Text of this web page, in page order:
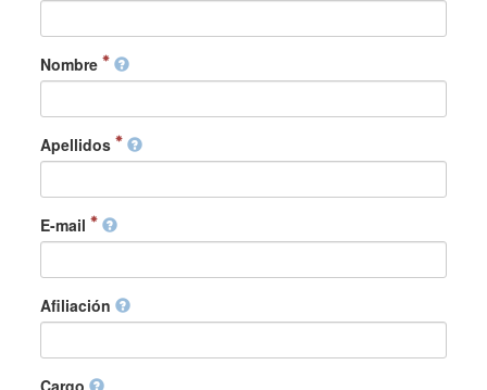
Nombre
Apellidos
E-mail
Afiliación
Cargo